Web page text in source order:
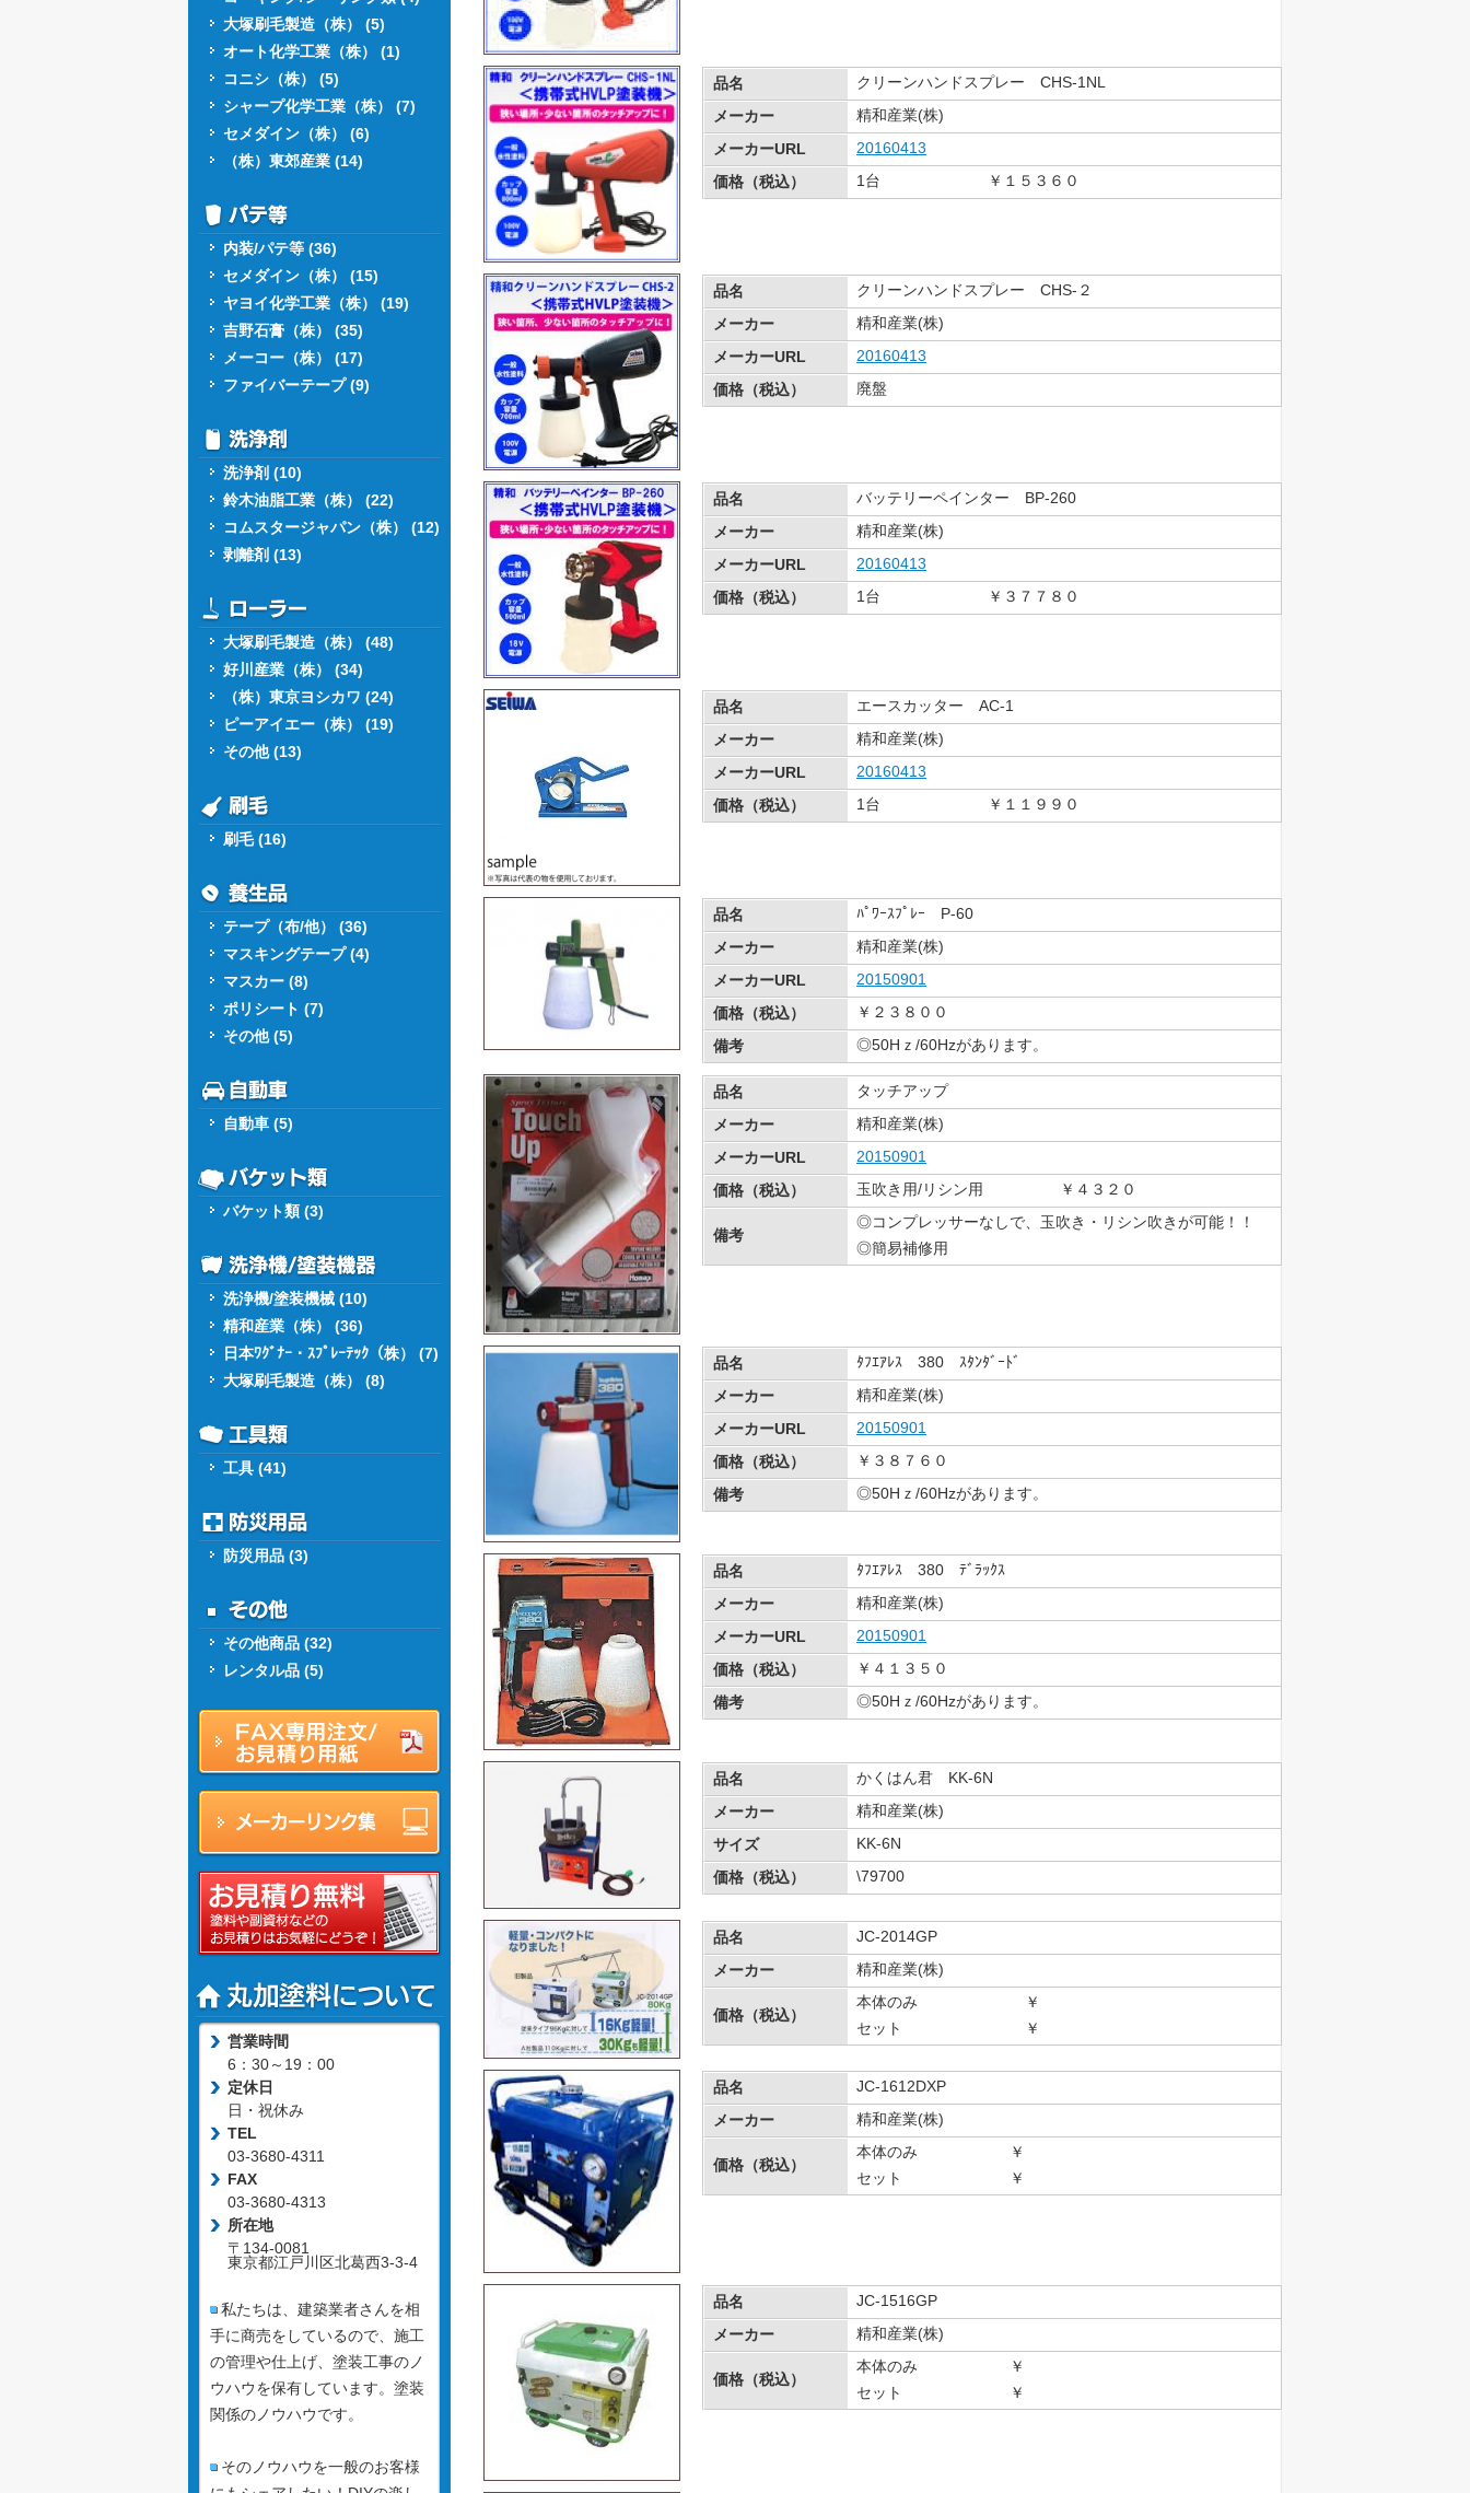
品名 クリーンハンドスプレー CHS-1NL
メーカー 精和産業(株)
メーカーURL 20160413
価格（税込） 1台 ￥１５３６０
品名 クリーンハンドスプレー CHS-２
メーカー 精和産業(株)
メーカーURL 20160413
価格（税込） 廃盤
品名 バッテリーペインター BP-260
メーカー 精和産業(株)
メーカーURL 20160413
価格（税込） 1台 ￥３７７８０
品名 エースカッター AC-1
メーカー 精和産業(株)
メーカーURL 20160413
価格（税込） 1台 ￥１１９９０
品名 ﾊﾟﾜｰｽﾌﾟﾚｰ P-60
メーカー 精和産業(株)
メーカーURL 20150901
価格（税込） ￥２３８００
備考 ◎50Hｚ/60Hzがあります。
品名 タッチアップ
メーカー 精和産業(株)
メーカーURL 20150901
価格（税込） 玉吹き用/リシン用 ￥４３２０
備考
◎コンプレッサーなしで、玉吹き・リシン吹きが可能！！
◎簡易補修用
品名 ﾀﾌｴｱﾚｽ 380 ｽﾀﾝﾀﾞｰﾄﾞ
メーカー 精和産業(株)
メーカーURL 20150901
価格（税込） ￥３８７６０
備考 ◎50Hｚ/60Hzがあります。
品名 ﾀﾌｴｱﾚｽ 380 ﾃﾞﾗｯｸｽ
メーカー 精和産業(株)
メーカーURL 20150901
価格（税込） ￥４１３５０
備考 ◎50Hｚ/60Hzがあります。
品名 かくはん君 KK-6N
メーカー 精和産業(株)
サイズ KK-6N
価格（税込） \79700
品名 JC-2014GP
メーカー 精和産業(株)
価格（税込）
本体のみ ￥
セット ￥
品名 JC-1612DXP
メーカー 精和産業(株)
価格（税込）
本体のみ ￥
セット ￥
品名 JC-1516GP
メーカー 精和産業(株)
価格（税込）
本体のみ ￥
セット ￥
大塚刷毛製造（株） (5)
オート化学工業（株） (1)
コニシ（株） (5)
シャープ化学工業（株） (7)
セメダイン（株） (6)
（株）東郊産業 (14)
内装/パテ等 (36)
セメダイン（株） (15)
ヤヨイ化学工業（株） (19)
吉野石膏（株） (35)
メーコー（株） (17)
ファイバーテープ (9)
洗浄剤 (10)
鈴木油脂工業（株） (22)
コムスタージャパン（株） (12)
剥離剤 (13)
大塚刷毛製造（株） (48)
好川産業（株） (34)
（株）東京ヨシカワ (24)
ピーアイエー（株） (19)
その他 (13)
刷毛 (16)
テープ（布/他） (36)
マスキングテープ (4)
マスカー (8)
ポリシート (7)
その他 (5)
自動車 (5)
バケット類 (3)
洗浄機/塗装機械 (10)
精和産業（株） (36)
日本ﾜｸﾞﾅｰ・ｽﾌﾟﾚｰﾃｯｸ（株） (7)
大塚刷毛製造（株） (8)
工具 (41)
防災用品 (3)
その他商品 (32)
レンタル品 (5)
営業時間
6：30～19：00
定休日
日・祝休み
TEL
03-3680-4311
FAX
03-3680-4313
所在地
〒134-0081
東京都江戸川区北葛西3-3-4
私たちは、建築業者さんを相
手に商売をしているので、施工
の管理や仕上げ、塗装工事のノ
ウハウを保有しています。塗装
関係のノウハウです。
そのノウハウを一般のお客様